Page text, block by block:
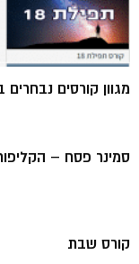
מגוון קורסים
סמינר פסח –
קורס שבת